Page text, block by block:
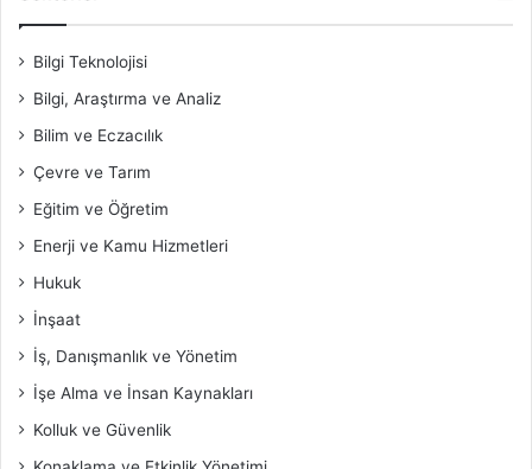
Bilgi Teknolojisi
Bilgi, Araştırma ve Analiz
Bilim ve Eczacılık
Çevre ve Tarım
Eğitim ve Öğretim
Enerji ve Kamu Hizmetleri
Hukuk
İnşaat
İş, Danışmanlık ve Yönetim
İşe Alma ve İnsan Kaynakları
Kolluk ve Güvenlik